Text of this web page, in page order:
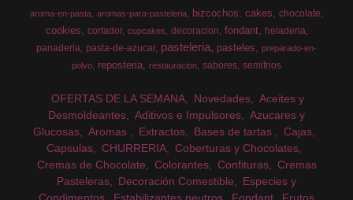
aroma-en-pasta aromas-para-pasteleria bizcochos cakes chocolate
cookies cortador cupcakes decoracion fondant
heladeria
panaderia pasta-de-azucar pasteleria pasteles
preparado-en-
polvo
reposteria restauracion sabores semifrios
OFERTAS DE LA SEMANA Novedades
Aceites y
Desmoldeantes
Aditivos e Impulsores
Azucares y
Glucosas
Aromas Extractos Bases de tartas
Cajas
Capsulas
CHURRERIA
Coberturas y Chocolates
Cremas de Chocolate
Colorantes Confituras
Cremas
Pasteleras
Decoración Comestible
Especies y